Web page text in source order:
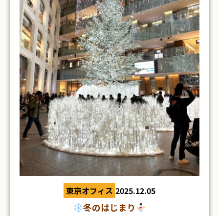
それではご紹介です！
東京オフィス 2025.12.05
冬のはじまり